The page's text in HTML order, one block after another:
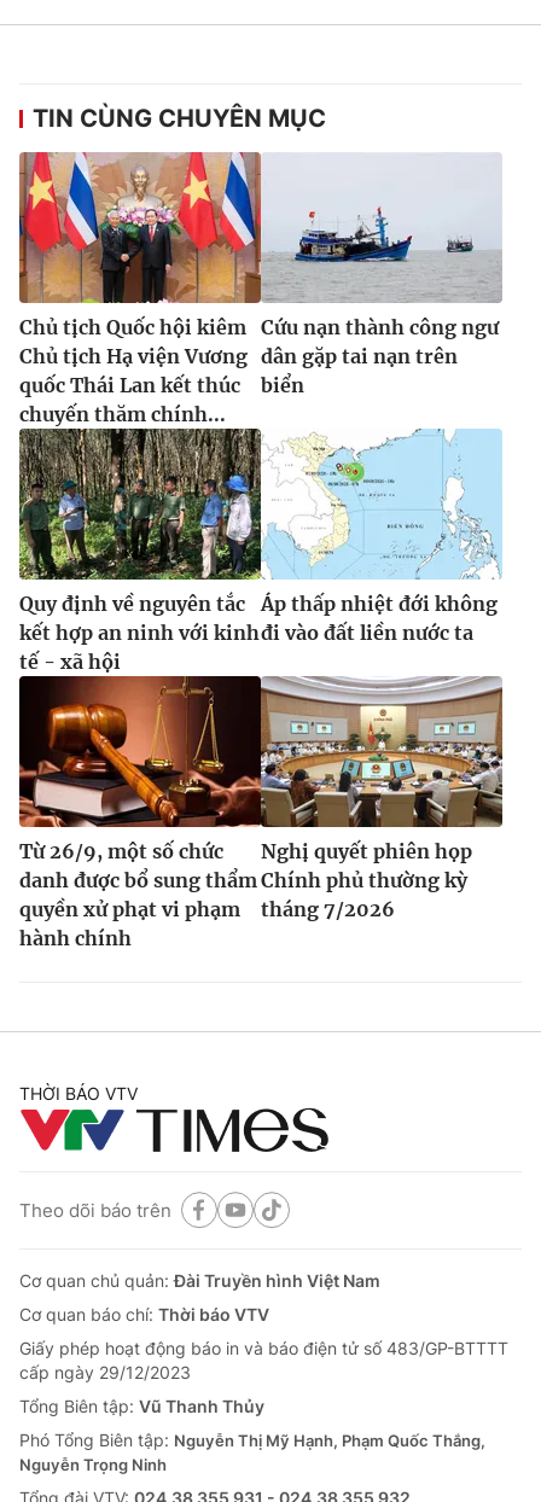
TIN CÙNG CHUYÊN MỤC
Chủ tịch Quốc hội kiêm
Chủ tịch Hạ viện Vương
quốc Thái Lan kết thúc
chuyến thăm chính...
Cứu nạn thành công ngư
dân gặp tai nạn trên
biển
Quy định về nguyên tắc
kết hợp an ninh với kinh
tế - xã hội
Áp thấp nhiệt đới không
đi vào đất liền nước ta
Từ 26/9, một số chức
danh được bổ sung thẩm
quyền xử phạt vi phạm
hành chính
Nghị quyết phiên họp
Chính phủ thường kỳ
tháng 7/2026
THỜI BÁO VTV
Theo dõi báo trên
Cơ quan chủ quản:Đài Truyền hình Việt Nam
Cơ quan báo chí: Thời báo VTV
Giấy phép hoạt động báo in và báo điện tử số 483/GP-BTTTT
cấp ngày 29/12/2023
Tổng Biên tập: Vũ Thanh Thủy
Phó Tổng Biên tập: Nguyễn Thị Mỹ Hạnh, Phạm Quốc Thắng,
Nguyễn Trọng Ninh